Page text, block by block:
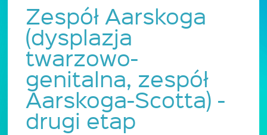
Zespół Aarskoga
(dysplazja
twarzowo-
genitalna, zespół
Aarskoga-Scotta) -
drugi etap